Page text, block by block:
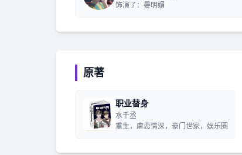
饰演了：晏明媚
原著
职业替身
水千丞
重生，虐恋情深，豪门世家，娱乐圈